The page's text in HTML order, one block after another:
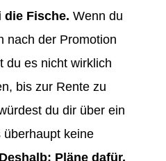
die Fische. Wenn du
nach der Promotion
du es nicht wirklich
bis zur Rente zu
du dir über ein
überhaupt keine
Deshalb: Pläne dafür,